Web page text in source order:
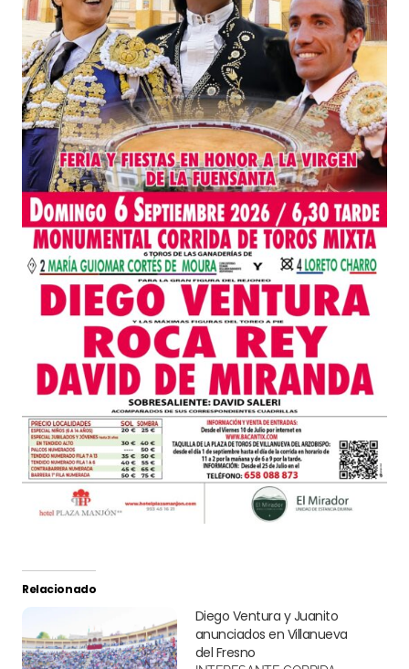
Relacionado
Diego Ventura y Juanito
anunciados en Villanueva
del Fresno